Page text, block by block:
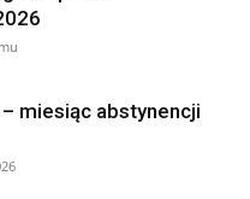
miesiąc abstynencji